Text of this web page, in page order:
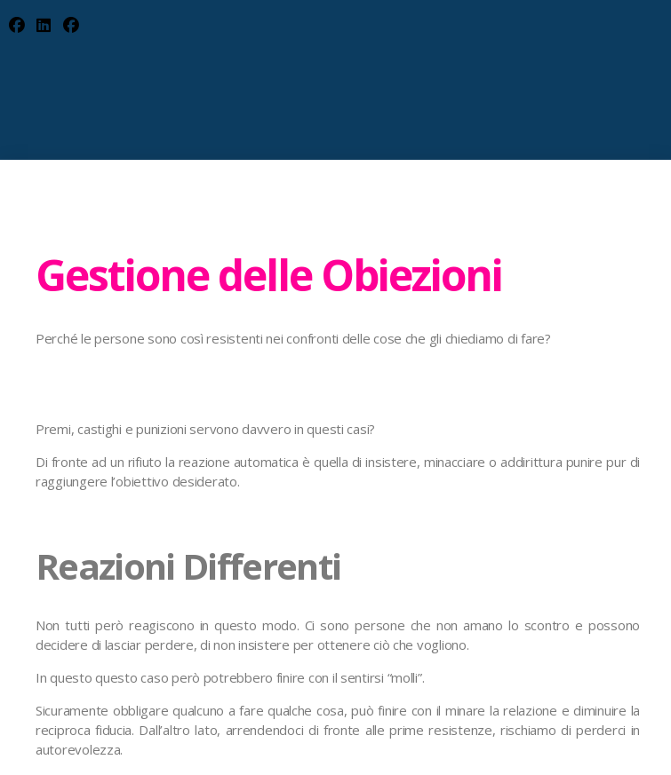
Gestione delle Obiezioni
Perché le persone sono così resistenti nei confronti delle cose che gli chiediamo di fare?
Premi, castighi e punizioni servono davvero in questi casi?
Di fronte ad un rifiuto la reazione automatica è quella di insistere, minacciare o addirittura punire pur di
raggiungere l’obiettivo desiderato.
Reazioni Differenti
Non tutti però reagiscono in questo modo. Ci sono persone che non amano lo scontro e possono
decidere di lasciar perdere, di non insistere per ottenere ciò che vogliono.
In questo questo caso però potrebbero finire con il sentirsi “molli”.
Sicuramente obbligare qualcuno a fare qualche cosa, può finire con il minare la relazione e diminuire la
reciproca fiducia. Dall’altro lato, arrendendoci di fronte alle prime resistenze, rischiamo di perderci in
autorevolezza.